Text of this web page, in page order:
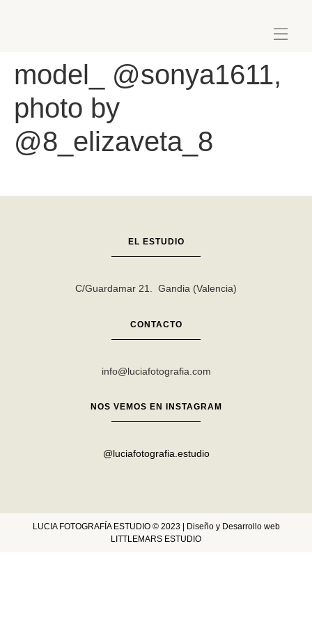
model_ @sonya1611,
photo by
@8_elizaveta_8
EL ESTUDIO
C/Guardamar 21. Gandia (Valencia)
CONTACTO
info@luciafotografia.com
NOS VEMOS EN INSTAGRAM
@luciafotografia.estudio
LUCIA FOTOGRAFÍA ESTUDIO © 2023 | Diseño y Desarrollo web
LITTLEMARS ESTUDIO